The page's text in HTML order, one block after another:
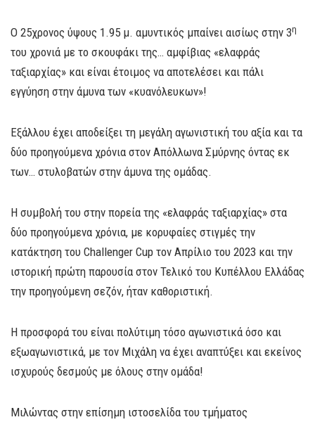
Ο 25χρονος ύψους 1.95 μ. αμυντικός μπαίνει αισίως στην 3η
του χρονιά με το σκουφάκι της… αμφίβιας «ελαφράς
ταξιαρχίας» και είναι έτοιμος να αποτελέσει και πάλι
εγγύηση στην άμυνα των «κυανόλευκων»!
Εξάλλου έχει αποδείξει τη μεγάλη αγωνιστική του αξία και τα
δύο προηγούμενα χρόνια στον Απόλλωνα Σμύρνης όντας εκ
των… στυλοβατών στην άμυνα της ομάδας.
Η συμβολή του στην πορεία της «ελαφράς ταξιαρχίας» στα
δύο προηγούμενα χρόνια, με κορυφαίες στιγμές την
κατάκτηση του Challenger Cup τον Απρίλιο του 2023 και την
ιστορική πρώτη παρουσία στον Τελικό του Κυπέλλου Ελλάδας
την προηγούμενη σεζόν, ήταν καθοριστική.
Η προσφορά του είναι πολύτιμη τόσο αγωνιστικά όσο και
εξωαγωνιστικά, με τον Μιχάλη να έχει αναπτύξει και εκείνος
ισχυρούς δεσμούς με όλους στην ομάδα!
Μιλώντας στην επίσημη ιστοσελίδα του τμήματος